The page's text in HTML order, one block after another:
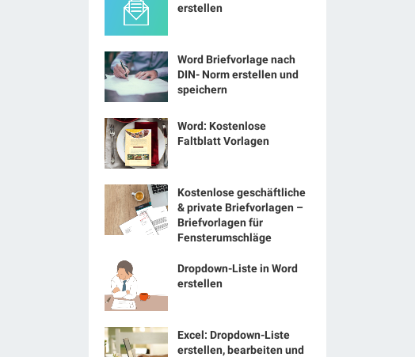
erstellen
Word Briefvorlage nach
DIN- Norm erstellen und
speichern
Word: Kostenlose
Faltblatt Vorlagen
Kostenlose geschäftliche
& private Briefvorlagen –
Briefvorlagen für
Fensterumschläge
Dropdown-Liste in Word
erstellen
Excel: Dropdown-Liste
erstellen, bearbeiten und